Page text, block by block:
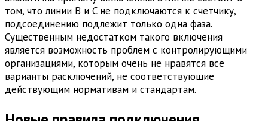
том, что линии B и C не подключаются к счетчику,
подсоединению подлежит только одна фаза.
Существенным недостатком такого включения
является возможность проблем с контролирующими
организациями, которым очень не нравятся все
варианты расключений, не соответствующие
действующим нормативам и стандартам.